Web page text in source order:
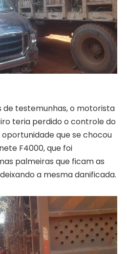
de testemunhas, o motorista
teria perdido o controle do
que se chocou
F4000, que foi
palmeiras que ficam as
a mesma danificada.